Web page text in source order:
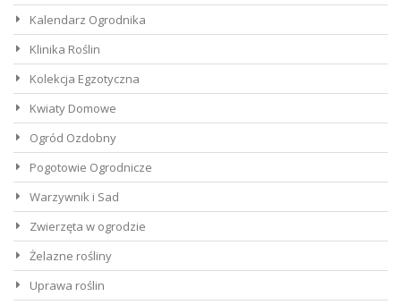
Kalendarz Ogrodnika
Klinika Roślin
Kolekcja Egzotyczna
Kwiaty Domowe
Ogród Ozdobny
Pogotowie Ogrodnicze
Warzywnik i Sad
Zwierzęta w ogrodzie
Żelazne rośliny
Uprawa roślin